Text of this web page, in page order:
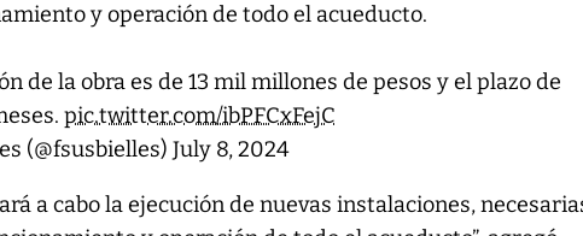
y operación de todo el acueducto.
de la obra es de 13 mil millones de pesos y el plazo de
pic.twitter.com/ibPFCxFejC
(@fsusbielles)July 8, 2024
a cabo la ejecución de nuevas instalaciones,